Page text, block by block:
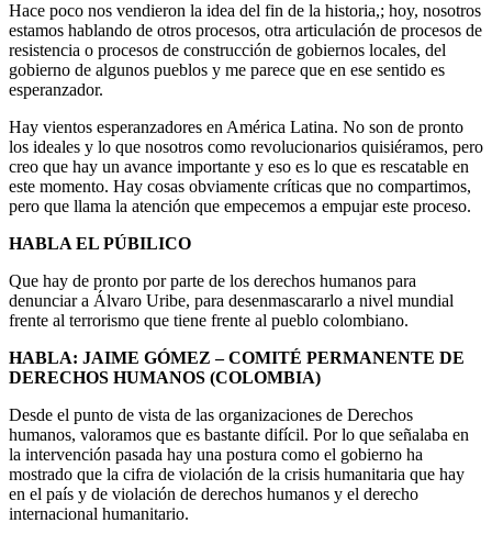
Hace poco nos vendieron la idea del fin de la historia,; hoy, nosotros
estamos hablando de otros procesos, otra articulación de procesos de
resistencia o procesos de construcción de gobiernos locales, del
gobierno de algunos pueblos y me parece que en ese sentido es
esperanzador.
Hay vientos esperanzadores en América Latina. No son de pronto
los ideales y lo que nosotros como revolucionarios quisiéramos, pero
creo que hay un avance importante y eso es lo que es rescatable en
este momento. Hay cosas obviamente críticas que no compartimos,
pero que llama la atención que empecemos a empujar este proceso.
HABLA EL PÚBILICO
Que hay de pronto por parte de los derechos humanos para
denunciar a Álvaro Uribe, para desenmascararlo a nivel mundial
frente al terrorismo que tiene frente al pueblo colombiano.
HABLA: JAIME GÓMEZ – COMITÉ PERMANENTE DE
DERECHOS HUMANOS (COLOMBIA)
Desde el punto de vista de las organizaciones de Derechos
humanos, valoramos que es bastante difícil. Por lo que señalaba en
la intervención pasada hay una postura como el gobierno ha
mostrado que la cifra de violación de la crisis humanitaria que hay
en el país y de violación de derechos humanos y el derecho
internacional humanitario.